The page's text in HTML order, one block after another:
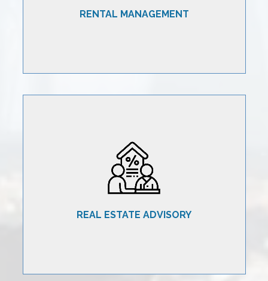
RENTAL MANAGEMENT
SCOPRI DI PIÙ
REAL ESTATE ADVISORY
Servizi di consulenza e advisory in favore di società
a supporto dello sviluppo delle proprie attività, con
particolare focus nel settore real estate e dei crediti
non performing con sottostante immobiliare.
CONTATTACI